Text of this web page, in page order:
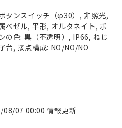
タンスイッチ（φ30）, 非照光,
ベゼル, 平形, オルタネイト, ボ
の色: 黒（不透明）, IP66, ねじ
台, 接点構成: NO/NO/NO
08/07 00:00 情報更新